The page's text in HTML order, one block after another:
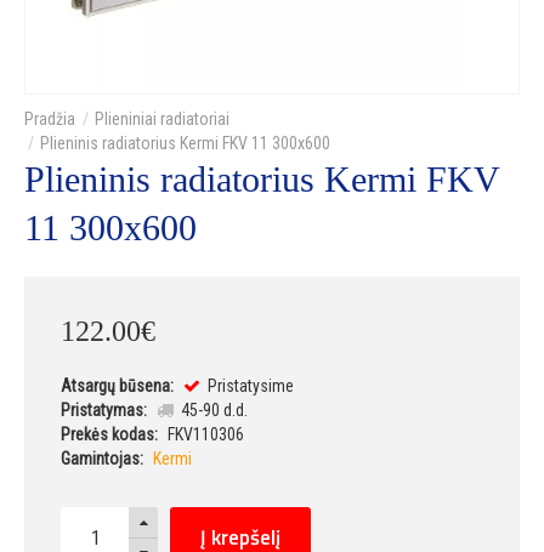
Plieniniai radiatoriai
Plieninis radiatorius Kermi FKV 11 300x600
Plieninis radiatorius Kermi FKV
11 300x600
122.00€
Atsargų būsena:
Pristatysime
Pristatymas:
45-90 d.d.
Prekės kodas:
FKV110306
Gamintojas:
Kermi
Į krepšelį